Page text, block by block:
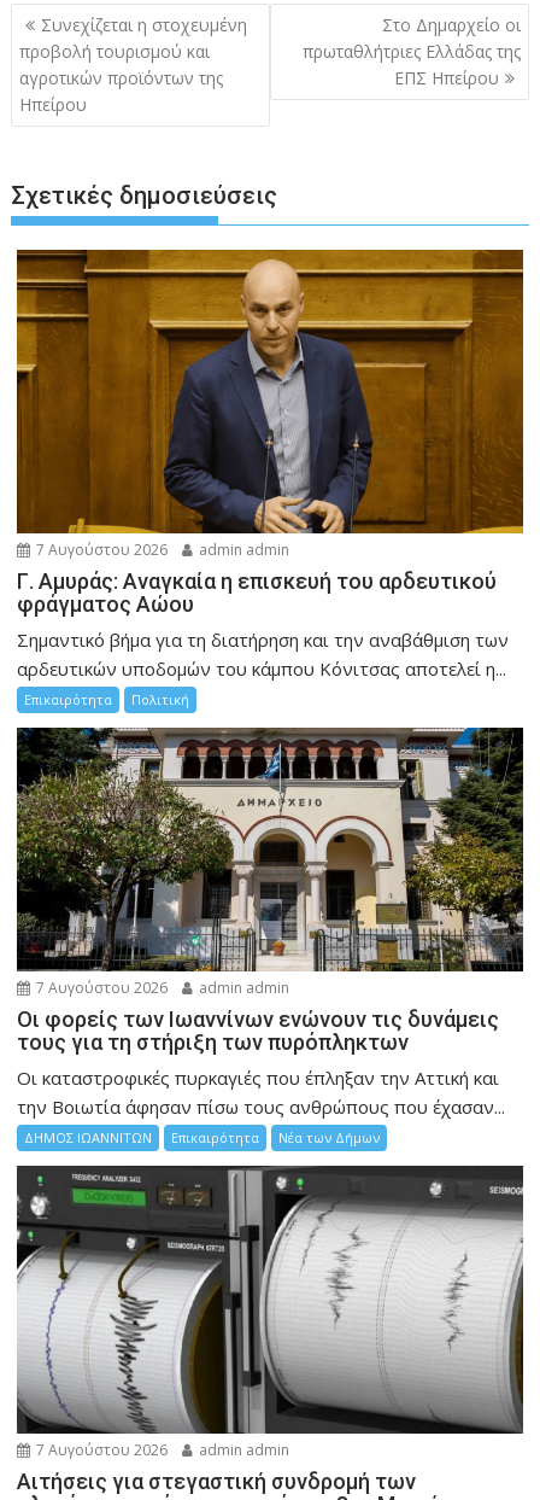
Πλοήγηση
άρθρων
Συνεχίζεται η στοχευμένη
προβολή τουρισμού και
αγροτικών προϊόντων της
Ηπείρου
Στο Δημαρχείο οι
πρωταθλήτριες Ελλάδας της
ΕΠΣ Ηπείρου
Σχετικές δημοσιεύσεις
7 Αυγούστου 2026 admin admin
Γ. Αμυράς: Αναγκαία η επισκευή του αρδευτικού
φράγματος Αώου
Σημαντικό βήμα για τη διατήρηση και την αναβάθμιση των
αρδευτικών υποδομών του κάμπου Κόνιτσας αποτελεί η...
Επικαιρότητα Πολιτική
7 Αυγούστου 2026 admin admin
Οι φορείς των Ιωαννίνων ενώνουν τις δυνάμεις
τους για τη στήριξη των πυρόπληκτων
Οι καταστροφικές πυρκαγιές που έπληξαν την Αττική και
την Bοιωτία άφησαν πίσω τους ανθρώπους που έχασαν...
ΔΗΜΟΣ ΙΩΑΝΝΙΤΩΝ Επικαιρότητα Νέα των Δήμων
7 Αυγούστου 2026 admin admin
Αιτήσεις για στεγαστική συνδρομή των